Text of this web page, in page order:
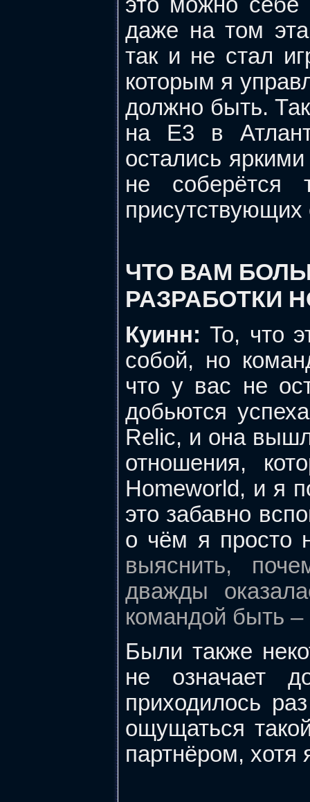
даже на том
так и не стал
которым я
должно быть.
на Е3 в
остались
не
присутствующих
ЧТО ВАМ
РАЗРАБОТКИ
Куинн: То, что
собой, но
что у вас не
добьются
Relic, и она
отношения,
Homeworld, и я
это забавно
о чём я просто
выяснить,
дважды
командой быть
Были также
не означает
приходилось
ощущаться
партнёром, хотя